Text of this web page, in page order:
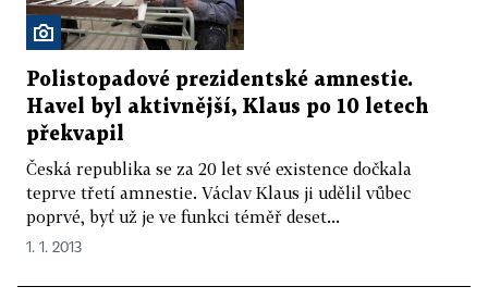
Polistopadové prezidentské amnestie.
Havel byl aktivnější, Klaus po 10 letech
překvapil
Česká republika se za 20 let své existence dočkala
teprve třetí amnestie. Václav Klaus ji udělil vůbec
poprvé, byť už je ve funkci téměř deset...
1. 1. 2013